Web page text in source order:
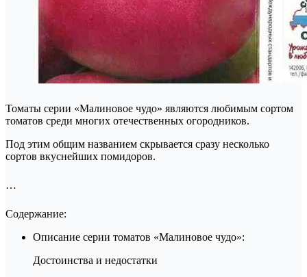
Томаты серии «Малиновое чудо» являются любимым сортом
томатов среди многих отечественных огородников.
Под этим общим названием скрывается сразу несколько
сортов вкуснейших помидоров.
…
Содержание:
Описание серии томатов «Малиновое чудо»:
Достоинства и недостатки